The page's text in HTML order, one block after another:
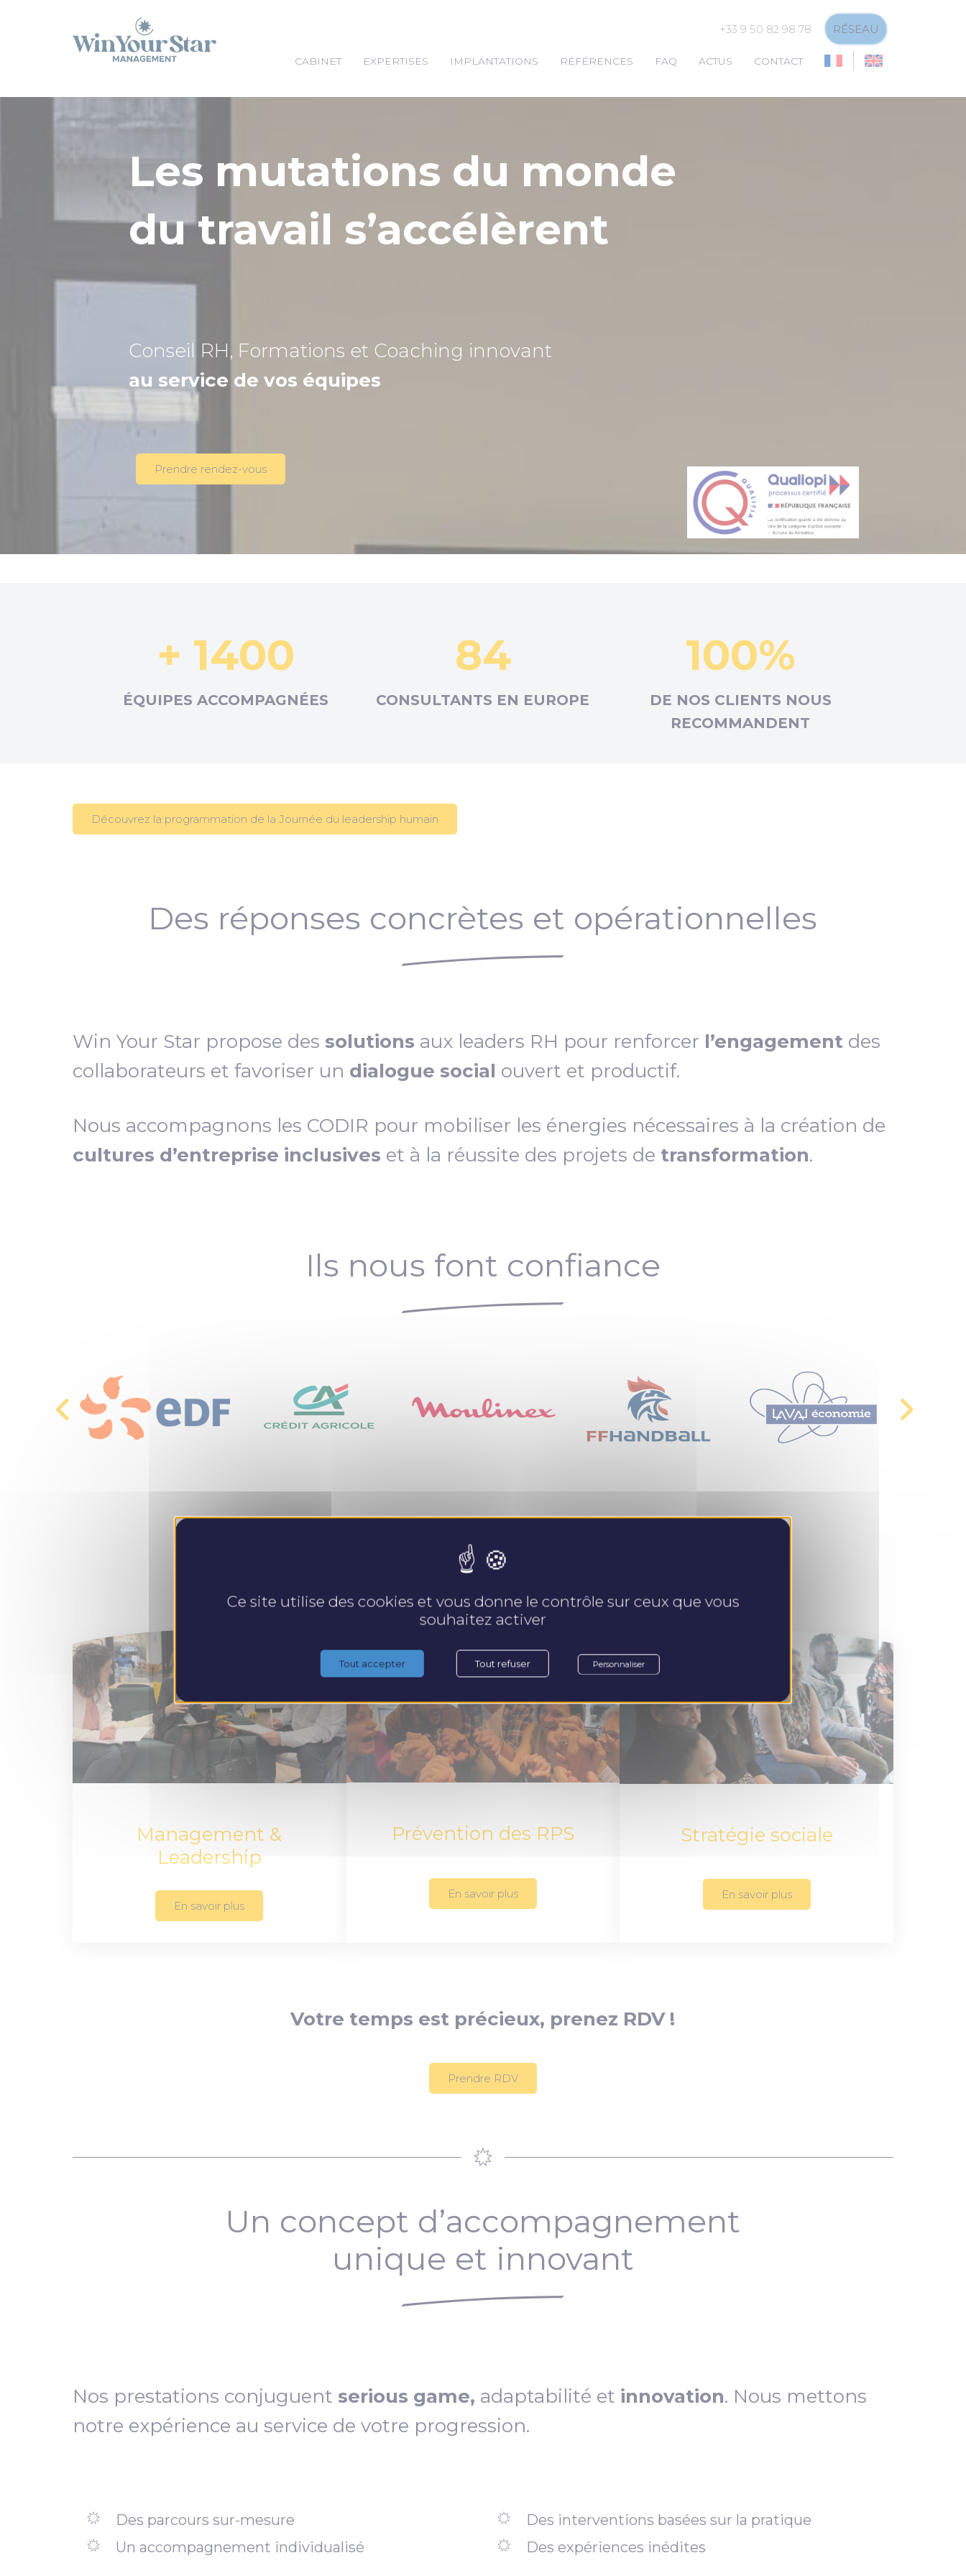
+33 9 50 82 98 78 RÉSEAU
CABINET EXPERTISES IMPLANTATIONS RÉFÉRENCES FAQ ACTUS CONTACT
Les mutations du monde
du travail s’accélèrent
Conseil RH, Formations et Coaching innovant
au service de vos équipes
Prendre rendez-vous
+ 1400
ÉQUIPES ACCOMPAGNÉES
84
CONSULTANTS EN EUROPE
100%
DE NOS CLIENTS NOUS
RECOMMANDENT
Découvrez la programmation de la Journée du leadership humain
Des réponses concrètes et opérationnelles
Win Your Star propose des solutions aux leaders RH pour renforcer l’engagement des
collaborateurs et favoriser un dialogue social ouvert et productif.
Nous accompagnons les CODIR pour mobiliser les énergies nécessaires à la création de
cultures d’entreprise inclusives et à la réussite des projets de transformation.
Ils nous font confiance
Nos expertises
Management &
Leadership
En savoir plus
Prévention des RPS
En savoir plus
Stratégie sociale
En savoir plus
Votre temps est précieux, prenez RDV !
Prendre RDV
Un concept d’accompagnement
unique et innovant
Nos prestations conjuguent serious game, adaptabilité et innovation. Nous mettons
notre expérience au service de votre progression.
Des parcours sur-mesure
Un accompagnement individualisé
Des interventions basées sur la pratique
Des expériences inédites
Ce site utilise des cookies et vous donne le contrôle sur ceux que vous
souhaitez activer
Tout accepter Tout refuser Personnaliser